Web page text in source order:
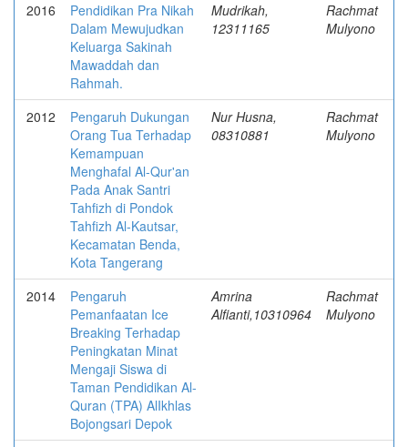
2016
Pendidikan Pra Nikah
Dalam Mewujudkan
Keluarga Sakinah
Mawaddah dan
Rahmah.
Mudrikah,
12311165
Rachmat
Mulyono
2012
Pengaruh Dukungan
Orang Tua Terhadap
Kemampuan
Menghafal Al-Qur'an
Pada Anak Santri
Tahfizh di Pondok
Tahfizh Al-Kautsar,
Kecamatan Benda,
Kota Tangerang
Nur Husna,
08310881
Rachmat
Mulyono
2014
Pengaruh
Pemanfaatan Ice
Breaking Terhadap
Peningkatan Minat
Mengaji Siswa di
Taman Pendidikan Al-
Quran (TPA) Al­Ikhlas
Bojongsari Depok
Amrina
Alfianti,10310964
Rachmat
Mulyono